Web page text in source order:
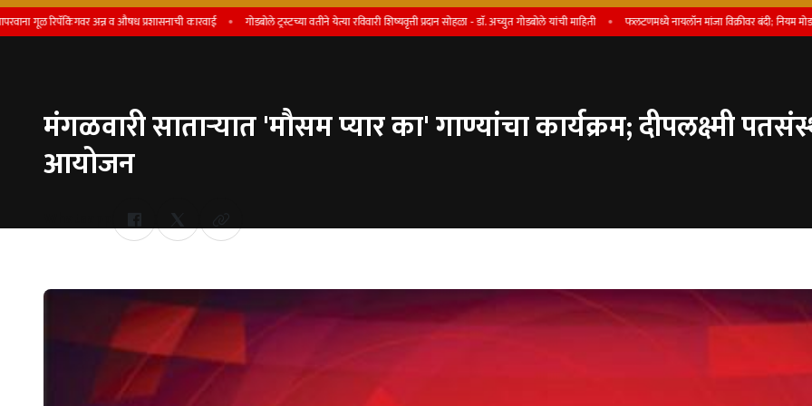
अन्न व औषध प्रशासनाची कारवाई गोडबोले ट्रस्टच्या वतीने येत्या रविवारी शिष्यवृत्ती प्रदान सोहळा - डाॅ. अच्युत गोडबोले यांची माहिती फलटणमध्ये नायलॉन मांजा विक्रीवर बंदी; नियम मोडल्यास
मंगळवारी साताऱ्यात 'मौसम प्यार का' गाण्यांचा कार्यक्रम; दीपलक्ष्मी
आयोजन